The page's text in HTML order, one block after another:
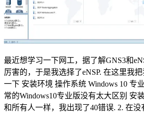
最近想学习一下网工，据了解GNS3和
厉害的，于是我选择了eNSP. 在这里我
一下 安装环境 操作系统 Windows 10 专
常的Windows10专业版没有太大区别 安
和所有人一样，我出现了40错误. 2. 在